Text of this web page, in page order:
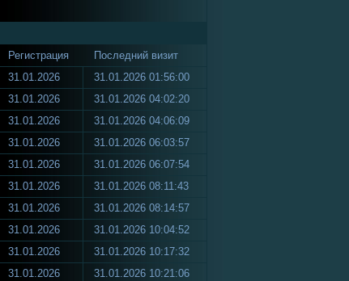
Регистрация Последний визит
31.01.2026 31.01.2026 01:56:00
31.01.2026 31.01.2026 04:02:20
31.01.2026 31.01.2026 04:06:09
31.01.2026 31.01.2026 06:03:57
31.01.2026 31.01.2026 06:07:54
31.01.2026 31.01.2026 08:11:43
31.01.2026 31.01.2026 08:14:57
31.01.2026 31.01.2026 10:04:52
31.01.2026 31.01.2026 10:17:32
31.01.2026 31.01.2026 10:21:06